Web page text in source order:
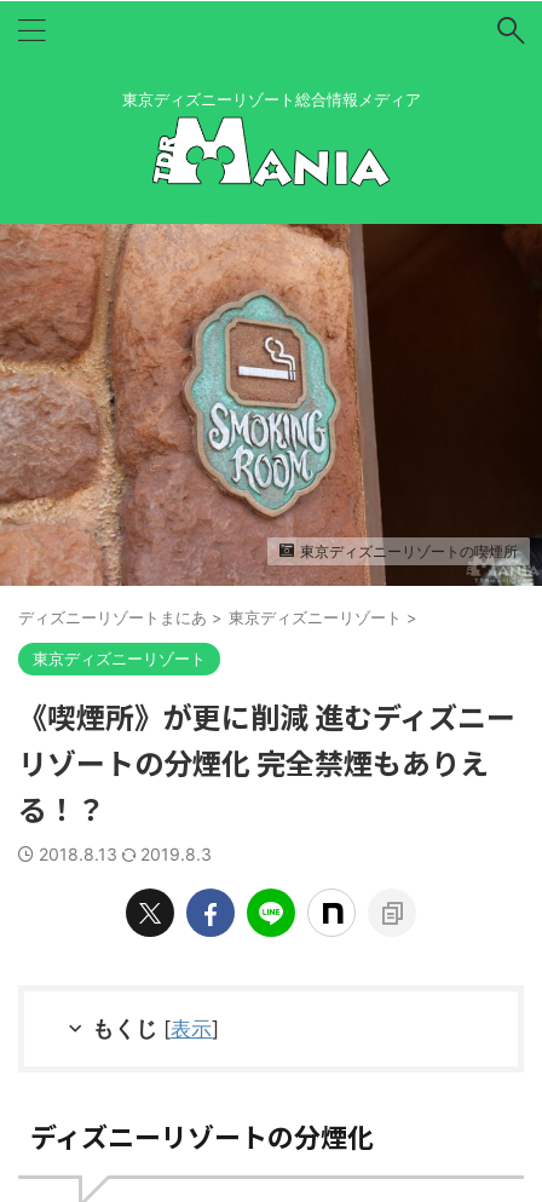
東京ディズニーリゾート総合情報メディア
東京ディズニーリゾートの喫煙所
ディズニーリゾートまにあ > 東京ディズニーリゾート >
東京ディズニーリゾート
《喫煙所》が更に削減 進むディズニー
リゾートの分煙化 完全禁煙もありえ
る！？
2018.8.13 2019.8.3
もくじ [表示]
ディズニーリゾートの分煙化